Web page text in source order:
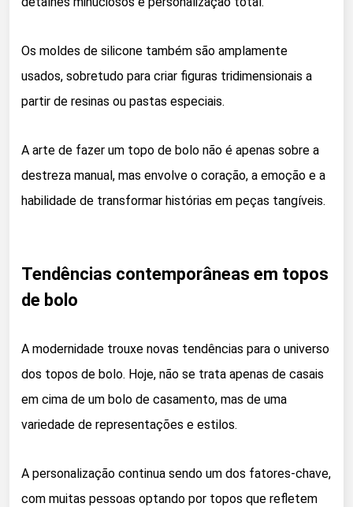
Os moldes de silicone também são amplamente
usados, sobretudo para criar figuras tridimensionais a
partir de resinas ou pastas especiais.
A arte de fazer um topo de bolo não é apenas sobre a
destreza manual, mas envolve o coração, a emoção e a
habilidade de transformar histórias em peças tangíveis.
Tendências contemporâneas em topos
de bolo
A modernidade trouxe novas tendências para o universo
dos topos de bolo. Hoje, não se trata apenas de casais
em cima de um bolo de casamento, mas de uma
variedade de representações e estilos.
A personalização continua sendo um dos fatores-chave,
com muitas pessoas optando por topos que refletem